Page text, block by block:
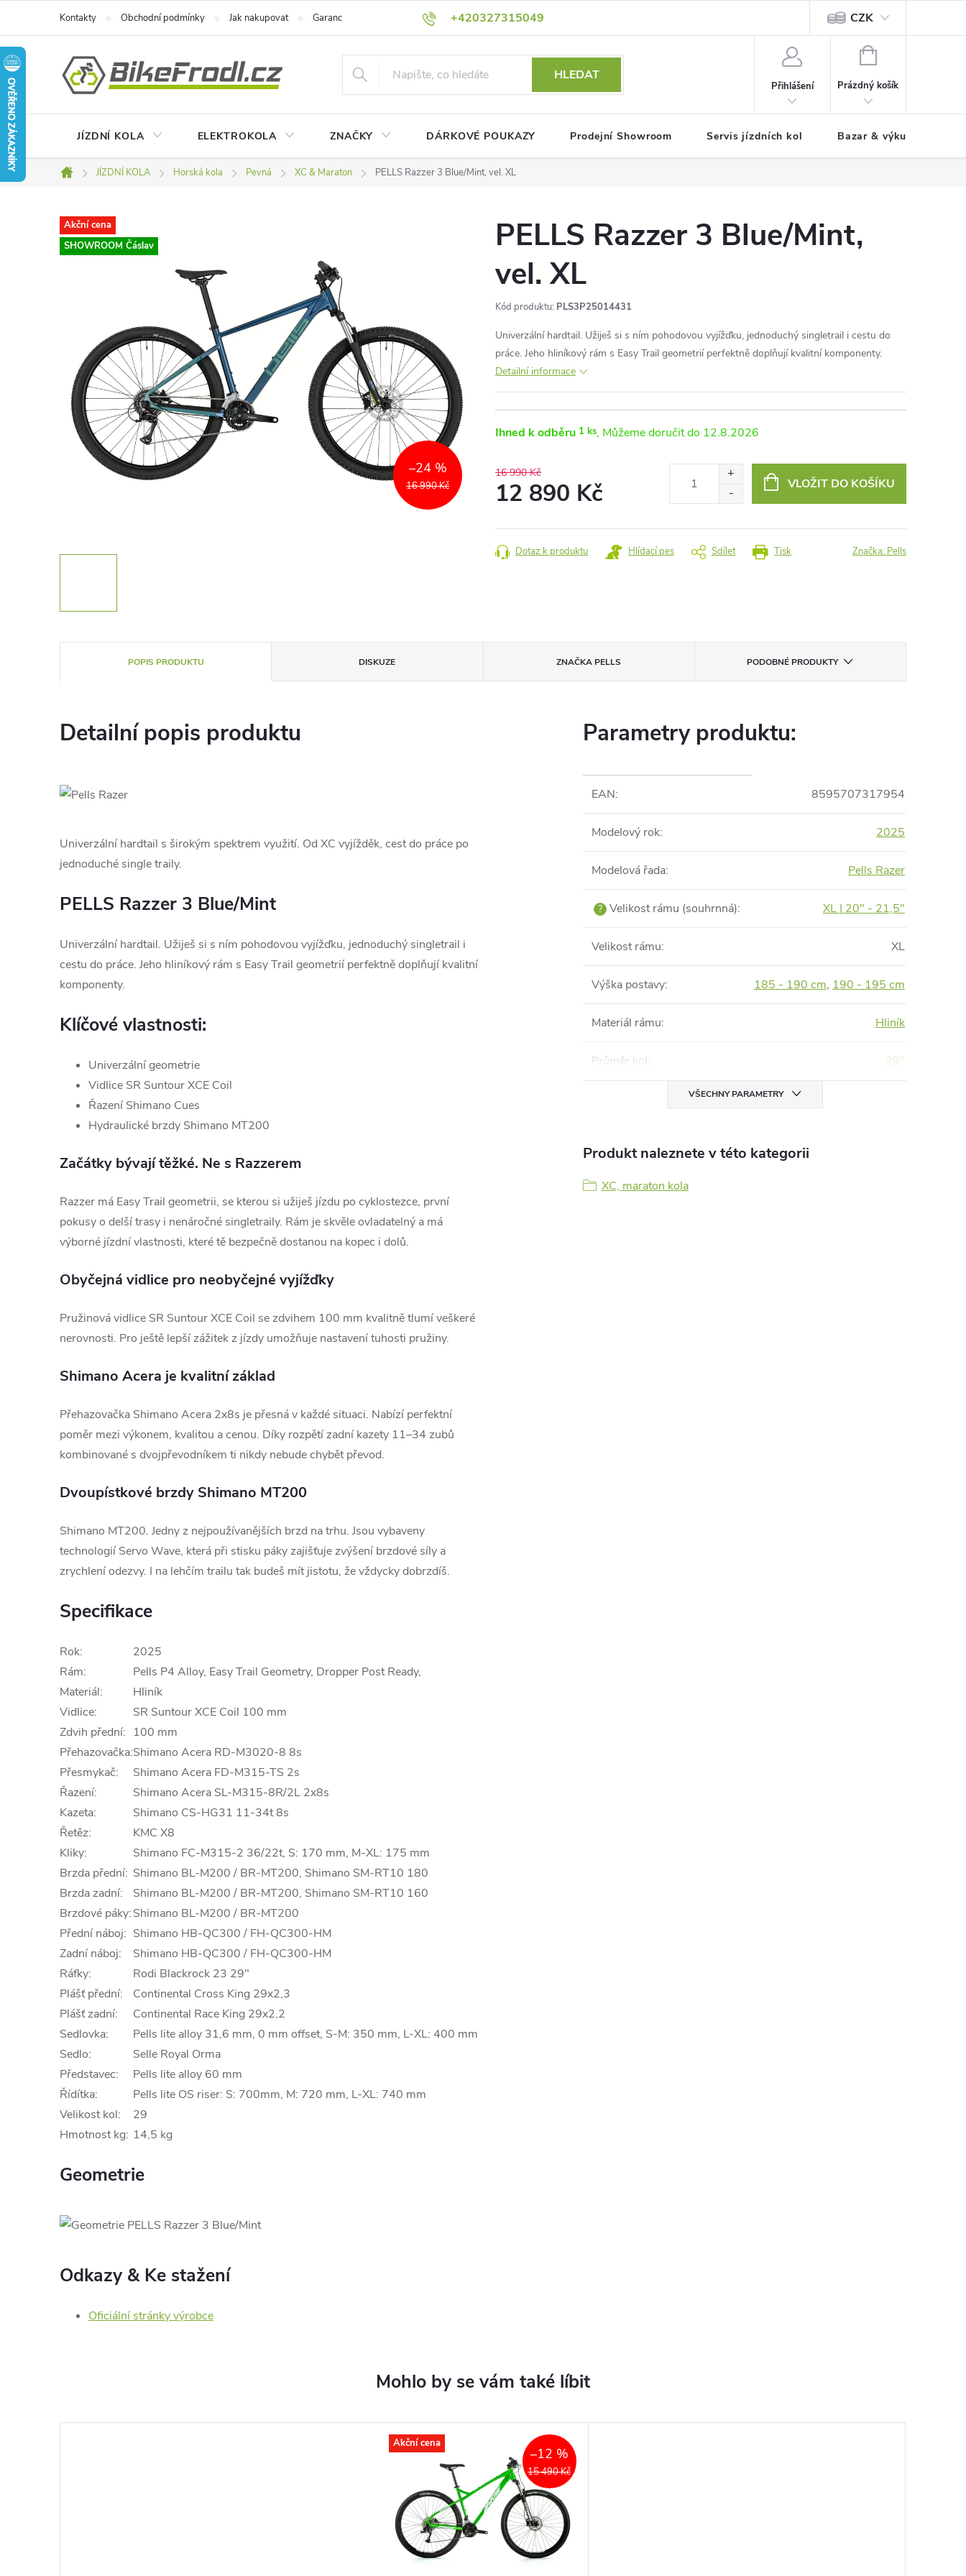
obsah
+420327315049
Kontakty Obchodní podmínky Jak nakupovat Garance nejnižší ceny! Podmínky ochrany osobních údajů CZK
HLEDAT
Přihlášení
NÁKUPNÍ
Prázdný košík
JÍZDNÍ KOLA ELEKTROKOLA ZNAČKY DÁRKOVÉ POUKAZY Prodejní Showroom Servis jízdních kol Bazar & výkup jízdních
Domů
JÍZDNÍ KOLA Horská kola Pevná XC & Maraton PELLS Razzer 3 Blue/Mint, vel. XL
Akční cena
SHOWROOM Čáslav
16 990 Kč
–24 %
PELLS Razzer 3 Blue/Mint,
vel. XL
Kód produktu: PLS3P25014431
Univerzální hardtail. Užiješ si s ním pohodovou vyjížďku, jednoduchý singletrail i cestu do
práce. Jeho hliníkový rám s Easy Trail geometrií perfektně doplňují kvalitní komponenty.
Detailní informace
Ihned k odběru 1 ks 12.8.2026
16 990 Kč
12 890 Kč
cena:
VLOŽIT DO KOŠÍKU
Tisk
Dotaz k produktu Hlídací pes Sdílet Značka: Pells
POPIS PRODUKTU DISKUZE ZNAČKA PELLS PODOBNÉ PRODUKTY
Detailní popis produktu
Univerzální hardtail s širokým spektrem využití. Od XC vyjížděk, cest do práce po
jednoduché single traily.
PELLS Razzer 3 Blue/Mint
Univerzální hardtail. Užiješ si s ním pohodovou vyjížďku, jednoduchý singletrail i
cestu do práce. Jeho hliníkový rám s Easy Trail geometrií perfektně doplňují kvalitní
komponenty.
Klíčové vlastnosti:
Univerzální geometrie
Vidlice SR Suntour XCE Coil
Řazení Shimano Cues
Hydraulické brzdy Shimano MT200
Začátky bývají těžké. Ne s Razzerem
Razzer má Easy Trail geometrii, se kterou si užiješ jízdu po cyklostezce, první
pokusy o delší trasy i nenáročné singletraily. Rám je skvěle ovladatelný a má
výborné jízdní vlastnosti, které tě bezpečně dostanou na kopec i dolů.
Obyčejná vidlice pro neobyčejné vyjížďky
Pružinová vidlice SR Suntour XCE Coil se zdvihem 100 mm kvalitně tlumí veškeré
nerovnosti. Pro ještě lepší zážitek z jízdy umožňuje nastavení tuhosti pružiny.
Shimano Acera je kvalitní základ
Přehazovačka Shimano Acera 2x8s je přesná v každé situaci. Nabízí perfektní
poměr mezi výkonem, kvalitou a cenou. Díky rozpětí zadní kazety 11–34 zubů
kombinované s dvojpřevodníkem ti nikdy nebude chybět převod.
Dvoupístkové brzdy Shimano MT200
Shimano MT200. Jedny z nejpoužívanějších brzd na trhu. Jsou vybaveny
technologií Servo Wave, která při stisku páky zajišťuje zvýšení brzdové síly a
zrychlení odezvy. I na lehčím trailu tak budeš mít jistotu, že vždycky dobrzdíš.
Specifikace
Rok:
2025
Rám:
Pells P4 Alloy, Easy Trail Geometry, Dropper Post Ready,
Materiál:
Hliník
Vidlice:
SR Suntour XCE Coil 100 mm
Zdvih přední: 100 mm
Přehazovačka:Shimano Acera RD-M3020-8 8s
Přesmykač:
Shimano Acera FD-M315-TS 2s
Řazení:
Shimano Acera SL-M315-8R/2L 2x8s
Kazeta:
Shimano CS-HG31 11-34t 8s
Řetěz:
KMC X8
Kliky:
Shimano FC-M315-2 36/22t, S: 170 mm, M-XL: 175 mm
Brzda přední: Shimano BL-M200 / BR-MT200, Shimano SM-RT10 180
Brzda zadní:
Shimano BL-M200 / BR-MT200, Shimano SM-RT10 160
Brzdové páky:Shimano BL-M200 / BR-MT200
Přední náboj: Shimano HB-QC300 / FH-QC300-HM
Zadní náboj:
Shimano HB-QC300 / FH-QC300-HM
Ráfky:
Rodi Blackrock 23 29"
Plášť přední:
Continental Cross King 29x2,3
Plášť zadní:
Continental Race King 29x2,2
Sedlovka:
Pells lite alloy 31,6 mm, 0 mm offset, S-M: 350 mm, L-XL: 400 mm
Sedlo:
Selle Royal Orma
Představec:
Pells lite alloy 60 mm
Řídítka:
Pells lite OS riser: S: 700mm, M: 720 mm, L-XL: 740 mm
Velikost kol:
29
Hmotnost kg: 14,5 kg
Geometrie
Odkazy & Ke stažení
Oficiální stránky výrobce
Parametry produktu:
EAN: 8595707317954
Modelový rok: 2025
Modelová řada: Pells Razer
? Velikost rámu (souhrnná): XL | 20" - 21,5"
Velikost rámu: XL
Výška postavy: 185 - 190 cm, 190 - 195 cm
Materiál rámu: Hliník
Průměr kol: 29"
VŠECHNY PARAMETRY
Produkt naleznete v této kategorii
XC, maraton kola
Akční cena
15 490 Kč
–12 %